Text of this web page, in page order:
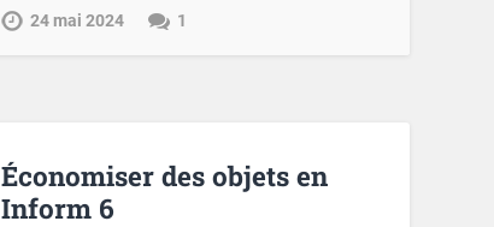
24 mai 2024 1
Économiser des objets en
Inform 6